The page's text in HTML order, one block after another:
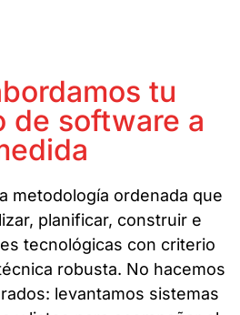
tu
de software a
metodología ordenada que
planificar, construir e
tecnológicas con criterio
robusta. No hacemos
levantamos sistemas